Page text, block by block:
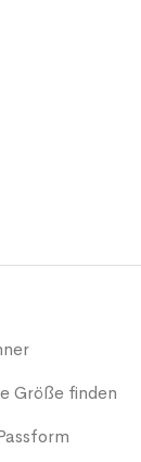
Größe finden